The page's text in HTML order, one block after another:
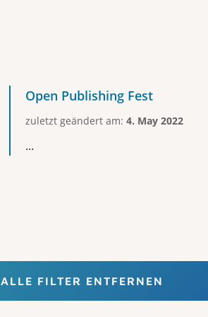
Open Publishing Fest
zuletzt geändert am: 4. May 2022
...
ALLE FILTER ENTFERNEN